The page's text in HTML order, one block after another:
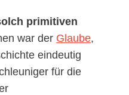
primitiven
war der Glaube,
eindeutig
für die